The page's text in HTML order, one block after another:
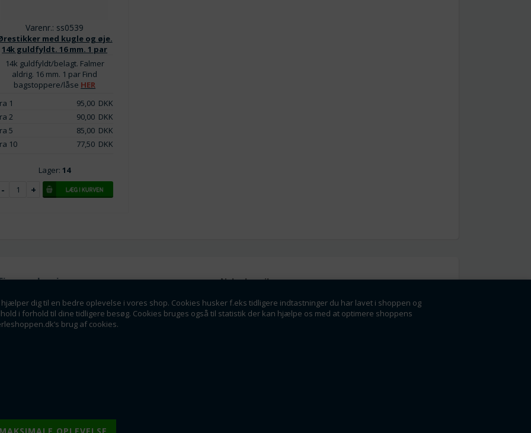
hjælper dig til en bedre oplevelse i vores shop. Cookies husker f.eks tidligere indtastninger du har lavet i shoppen og
i forhold til dine tidligere besøg. Cookies bruges også til statistik der kan hjælpe os med at optimere shoppens
brug af cookies.
Varenr.: ss0539
med kugle og øje.
14k guldfyldt. 16 mm. 1 par
14k guldfyldt/belagt. Falmer
aldrig. 16 mm. 1 par Find
bagstoppere/låse HER
1
95,00 DKK
2
90,00 DKK
5
85,00 DKK
10
77,50 DKK
Lager:14
ApS
Allé 8
Sønderborg
Nyhedsmail
Tilmeld dig vores nyhedsbrev og få rabatter og
tilbud som en af de første.